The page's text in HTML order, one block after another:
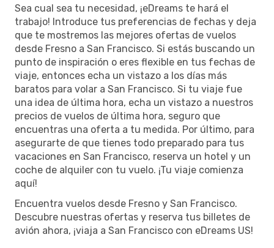
Sea cual sea tu necesidad, ¡eDreams te hará el
trabajo! Introduce tus preferencias de fechas y deja
que te mostremos las mejores ofertas de vuelos
desde Fresno a San Francisco. Si estás buscando un
punto de inspiración o eres flexible en tus fechas de
viaje, entonces echa un vistazo a los días más
baratos para volar a San Francisco. Si tu viaje fue
una idea de última hora, echa un vistazo a nuestros
precios de vuelos de última hora, seguro que
encuentras una oferta a tu medida. Por último, para
asegurarte de que tienes todo preparado para tus
vacaciones en San Francisco, reserva un hotel y un
coche de alquiler con tu vuelo. ¡Tu viaje comienza
aquí!
Encuentra vuelos desde Fresno y San Francisco.
Descubre nuestras ofertas y reserva tus billetes de
avión ahora, ¡viaja a San Francisco con eDreams US!